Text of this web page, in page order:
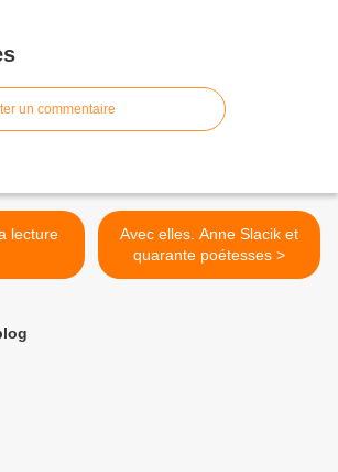
un commentaire
lecture
Avec elles. Anne Slacik et
quarante poétesses >